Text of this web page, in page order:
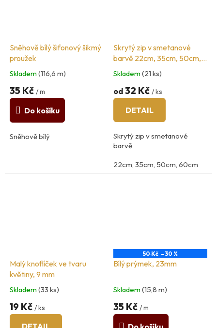
Sněhově bílý šifonový šikmý
proužek
Skladem(116,6 m)
35 Kč / m
Do košíku
Sněhově bílý
Skrytý zip v smetanové
barvě 22cm, 35cm, 50cm,
Skladem(21 ks)
od 32 Kč / ks
DETAIL
Skrytý zip v smetanové
barvě
22cm, 35cm, 50cm, 60cm
Malý knoflíček ve tvaru
květiny, 9 mm
Skladem(33 ks)
19 Kč / ks
DETAIL
50 Kč –30 %
Bílý prýmek, 23mm
Skladem(15,8 m)
35 Kč / m